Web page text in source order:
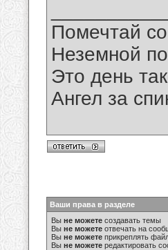
Помечтай
Неземной
Это день
Ангел за
Ваши права в разделе
Вы не можете создавать темы
Вы не можете отвечать на
Вы не можете прикреплять
Вы не можете редактировать